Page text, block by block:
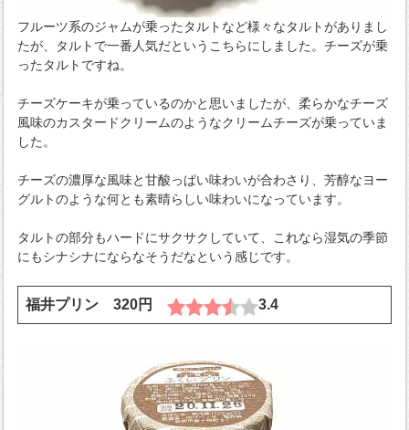
フルーツ系のジャムが乗ったタルトなど様々なタルトがありまし
たが、タルトで一番人気だというこちらにしました。チーズが乗
ったタルトですね。
チーズケーキが乗っているのかと思いましたが、柔らかなチーズ
風味のカスタードクリームのようなクリームチーズが乗っていま
した。
チーズの濃厚な風味と甘酸っぱい味わいが合わさり、芳醇なヨー
グルトのような何とも素晴らしい味わいになっています。
タルトの部分もハードにサクサクしていて、これなら湿気の季節
にもシナシナにならなそうだなという感じです。
福井プリン 320円 3.4